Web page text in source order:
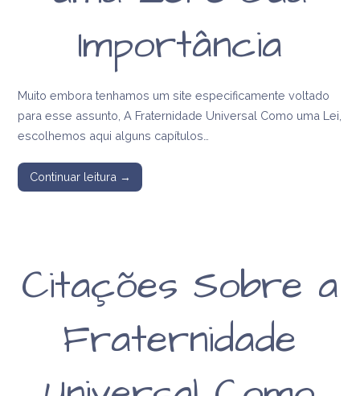
Importância
Muito embora tenhamos um site especificamente voltado
para esse assunto, A Fraternidade Universal Como uma Lei,
escolhemos aqui alguns capítulos…
Continuar leitura →
Citações Sobre a
Fraternidade